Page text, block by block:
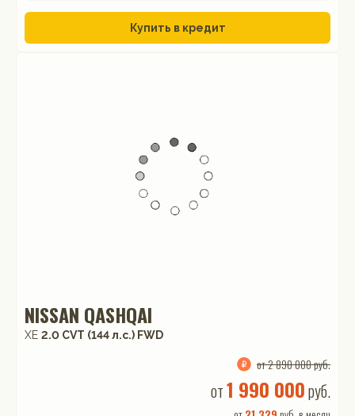
Купить в кредит
NISSAN QASHQAI
XE 2.0 CVT (144 л.с.) FWD
от 2 890 000 руб.
от1 990 000руб.